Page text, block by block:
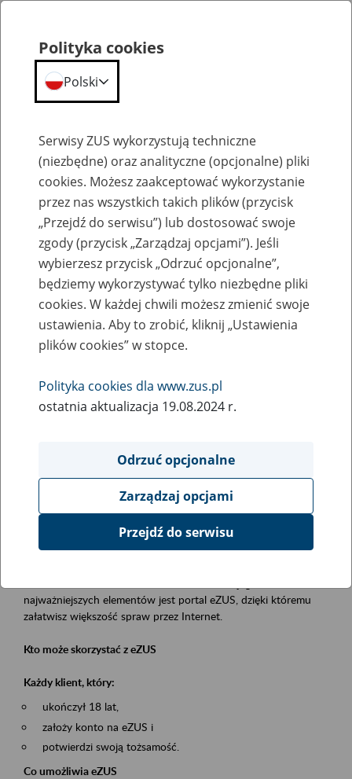
Szkolenia
Zaproś ZUS do siebie - zakładanie profili
eZUS w siedzibie Twojej firmy
Rodzaj wydarzenia
Szkolenia
Obszar merytoryczny
obsługa klientów
Opis wydarzenia
Platforma Usług Elektronicznych eZUS
najważniejszych elementów jest portal eZUS, dzięki któremu
załatwisz większość spraw przez Internet.
Kto może skorzystać z eZUS
Każdy klient, który:
ukończył 18 lat,
założy konto na eZUS i
potwierdzi swoją tożsamość.
Co umożliwia eZUS
Polityka cookies
Polski
Serwisy ZUS wykorzystują techniczne
(niezbędne) oraz analityczne (opcjonalne) pliki
cookies. Możesz zaakceptować wykorzystanie
przez nas wszystkich takich plików (przycisk
„Przejdź do serwisu”) lub dostosować swoje
zgody (przycisk „Zarządzaj opcjami”). Jeśli
wybierzesz przycisk „Odrzuć opcjonalne”,
będziemy wykorzystywać tylko niezbędne pliki
cookies. W każdej chwili możesz zmienić swoje
ustawienia. Aby to zrobić, kliknij „Ustawienia
plików cookies” w stopce.
Polityka cookies dla www.zus.pl
ostatnia aktualizacja 19.08.2024 r.
Odrzuć opcjonalne
Zarządzaj opcjami
Przejdź do serwisu